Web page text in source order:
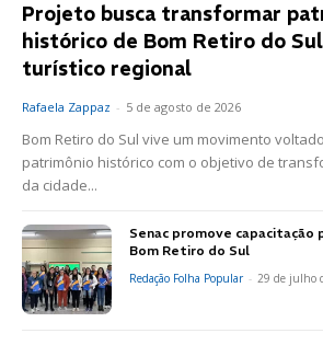
Projeto busca transformar
histórico de Bom Retiro do
turístico regional
Rafaela Zappaz - 5 de agosto de 2026
Bom Retiro do Sul vive um movimento
patrimônio histórico com o objetivo de
da cidade...
Senac promove capacitação
Bom Retiro do Sul
Redação Folha Popular - 29 de julho